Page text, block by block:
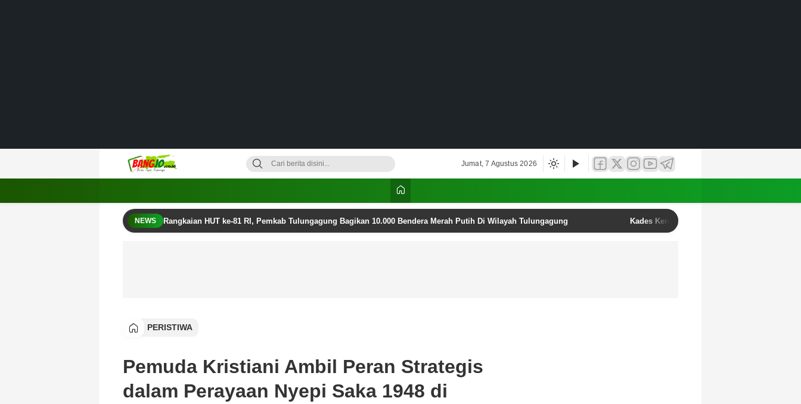
Jumat, 7 Agustus 2026
NEWS Rangkaian HUT ke-81 RI, Pemkab Tulungagung Bagikan 10.000 Bendera Merah Putih Di Wilayah Tulungagung Kades Kendalbulur Anang Mustofa Resmi
PERISTIWA
Pemuda Kristiani Ambil Peran Strategis
dalam Perayaan Nyepi Saka 1948 di